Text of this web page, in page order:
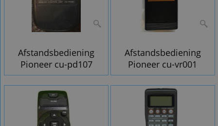
Afstandsbediening
Pioneer cu-pd107
Afstandsbediening
Pioneer cu-vr001